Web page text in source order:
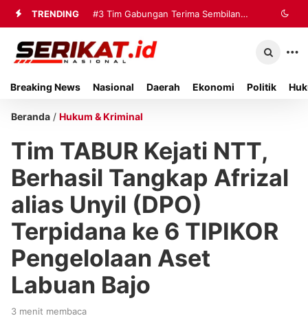
TRENDING #3 Tim Gabungan Terima Sembilan
Korban Evakuasi KM Mutiara Sentosa
Breaking News Nasional Daerah Ekonomi Politik
Beranda / Hukum & Kriminal
Tim TABUR Kejati NTT,
Berhasil Tangkap Afrizal
alias Unyil (DPO)
Terpidana ke 6 TIPIKOR
Pengelolaan Aset
Labuan Bajo
3 menit membaca